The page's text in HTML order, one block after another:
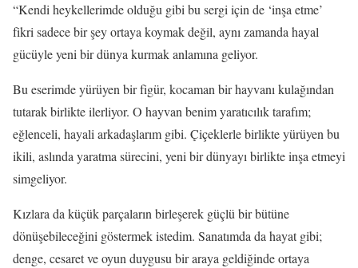
“Kendi heykellerimde olduğu gibi bu sergi için de ‘inşa etme’
fikri sadece bir şey ortaya koymak değil, aynı zamanda hayal
gücüyle yeni bir dünya kurmak anlamına geliyor.
Bu eserimde yürüyen bir figür, kocaman bir hayvanı kulağından
tutarak birlikte ilerliyor. O hayvan benim yaratıcılık tarafım;
eğlenceli, hayali arkadaşlarım gibi. Çiçeklerle birlikte yürüyen bu
ikili, aslında yaratma sürecini, yeni bir dünyayı birlikte inşa etmeyi
simgeliyor.
Kızlara da küçük parçaların birleşerek güçlü bir bütüne
dönüşebileceğini göstermek istedim. Sanatımda da hayat gibi;
denge, cesaret ve oyun duygusu bir araya geldiğinde ortaya